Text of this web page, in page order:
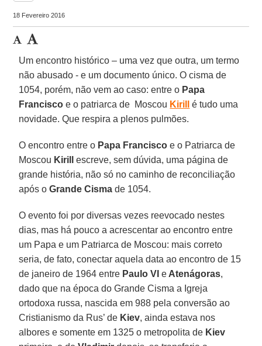
18 Fevereiro 2016
Um encontro histórico – uma vez que outra, um termo
não abusado - e um documento único. O cisma de
1054, porém, não vem ao caso: entre o Papa
Francisco e o patriarca de Moscou Kirill
é tudo uma
novidade. Que respira a plenos pulmões.
O encontro entre o Papa Francisco e o Patriarca de
Moscou Kirill
escreve, sem dúvida, uma página de
grande história, não só no caminho de reconciliação
após oGrande Cisma de 1054.
O evento foi por diversas vezes reevocado nestes
dias, mas há pouco a acrescentar ao encontro entre
um Papa e um Patriarca de Moscou: mais correto
seria, de fato, conectar aquela data ao encontro de 15
de janeiro de 1964 entre Paulo VIe Atenágoras,
dado que na época do Grande Cisma a Igreja
ortodoxa russa, nascida em 988 pela conversão ao
Cristianismo da Rus’ de Kiev, ainda estava nos
albores e somente em 1325 o metropolita de Kiev